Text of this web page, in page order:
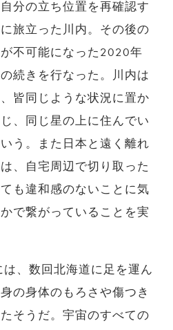
分の立ち位置を再確認す
旅立った川内。その後の
不可能になった2020年
続きを行なった。川内は
皆同じような状況に置か
、同じ星の上に住んでい
う。また日本と遠く離れ
、自宅周辺で切り取った
も違和感のないことに気
で繋がっていることを実
、数回北海道に足を運ん
の身体のもろさや傷つき
そうだ。宇宙のすべての